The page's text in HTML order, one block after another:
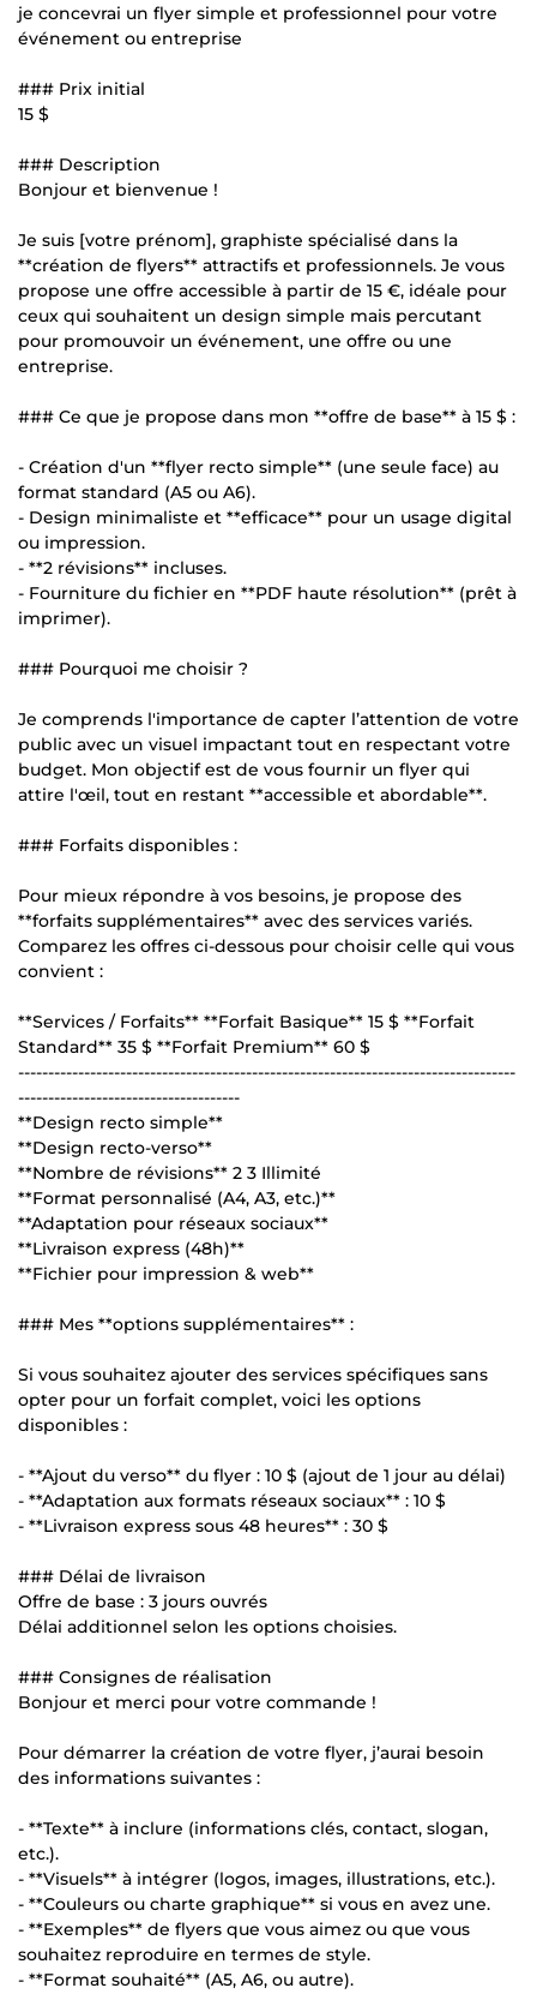
je concevrai un flyer simple et professionnel pour votre
événement ou entreprise
### Prix initial
15 $
### Description
Bonjour et bienvenue !
Je suis [votre prénom], graphiste spécialisé dans la
**création de flyers** attractifs et professionnels. Je vous
propose une offre accessible à partir de 15 €, idéale pour
ceux qui souhaitent un design simple mais percutant
pour promouvoir un événement, une offre ou une
entreprise.
### Ce que je propose dans mon **offre de base** à 15 $ :
- Création d'un **flyer recto simple** (une seule face) au
format standard (A5 ou A6).
- Design minimaliste et **efficace** pour un usage digital
ou impression.
- **2 révisions** incluses.
- Fourniture du fichier en **PDF haute résolution** (prêt à
imprimer).
### Pourquoi me choisir ?
Je comprends l'importance de capter l’attention de votre
public avec un visuel impactant tout en respectant votre
budget. Mon objectif est de vous fournir un flyer qui
attire l'œil, tout en restant **accessible et abordable**.
### Forfaits disponibles :
Pour mieux répondre à vos besoins, je propose des
**forfaits supplémentaires** avec des services variés.
Comparez les offres ci-dessous pour choisir celle qui vous
convient :
**Services / Forfaits** **Forfait Basique** 15 $ **Forfait
Standard** 35 $ **Forfait Premium** 60 $
-----------------------------------------------------------------------------------
-------------------------------------
**Design recto simple**
**Design recto-verso**
**Nombre de révisions** 2 3 Illimité
**Format personnalisé (A4, A3, etc.)**
**Adaptation pour réseaux sociaux**
**Livraison express (48h)**
**Fichier pour impression & web**
### Mes **options supplémentaires** :
Si vous souhaitez ajouter des services spécifiques sans
opter pour un forfait complet, voici les options
disponibles :
- **Ajout du verso** du flyer : 10 $ (ajout de 1 jour au délai)
- **Adaptation aux formats réseaux sociaux** : 10 $
- **Livraison express sous 48 heures** : 30 $
### Délai de livraison
Offre de base : 3 jours ouvrés
Délai additionnel selon les options choisies.
### Consignes de réalisation
Bonjour et merci pour votre commande !
Pour démarrer la création de votre flyer, j’aurai besoin
des informations suivantes :
- **Texte** à inclure (informations clés, contact, slogan,
etc.).
- **Visuels** à intégrer (logos, images, illustrations, etc.).
- **Couleurs ou charte graphique** si vous en avez une.
- **Exemples** de flyers que vous aimez ou que vous
souhaitez reproduire en termes de style.
- **Format souhaité** (A5, A6, ou autre).